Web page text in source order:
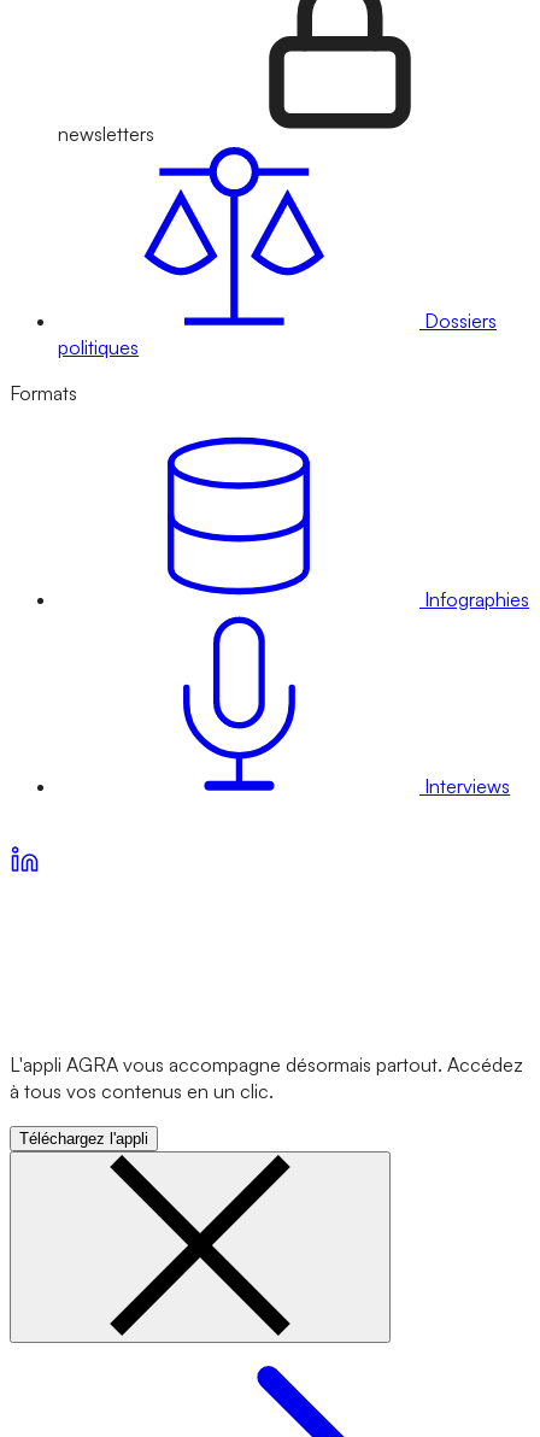
newsletters
Dossiers
politiques
Formats
Infographies
Interviews
L'appli AGRA vous accompagne désormais partout. Accédez
à tous vos contenus en un clic.
Téléchargez l'appli